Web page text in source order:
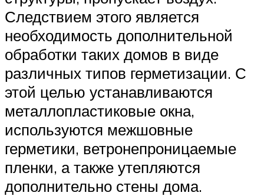
Следствием этого является
необходимость дополнительной
обработки таких домов в виде
различных типов герметизации. С
этой целью устанавливаются
металлопластиковые окна,
используются межшовные
герметики, ветронепроницаемые
пленки, а также утепляются
дополнительно стены дома.